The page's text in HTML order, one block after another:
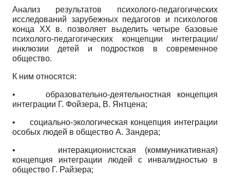
Анализ результатов психолого-педагогических
исследований зарубежных педагогов и психологов
конца ХХ в. позволяет выделить четыре базовые
психолого-педагогических концепции интеграции/
инклю­зии детей и подростков в современное
общество.
К ним относятся:
•образовательно-деятельностная концепция
интеграции Г. Фойзера, В. Янтцена;
• социально-экологическая концепция интеграции
особых людей в общество А. Зандера;
• интеракционистская (коммуникативная)
концепция интеграции людей с инвалидностью в
общество Г. Райзера;